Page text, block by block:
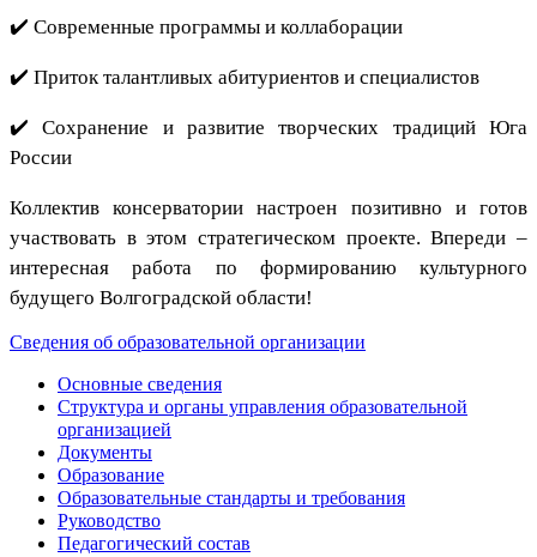
✔️ Современные программы и коллаборации
✔️ Приток талантливых абитуриентов и специалистов
✔️ Сохранение и развитие творческих традиций Юга
России
Коллектив консерватории настроен позитивно и готов
участвовать в этом стратегическом проекте. Впереди –
интересная работа по формированию культурного
будущего Волгоградской области!
Сведения об образовательной организации
Основные сведения
Структура и органы управления образовательной
организацией
Документы
Образование
Образовательные стандарты и требования
Руководство
Педагогический состав